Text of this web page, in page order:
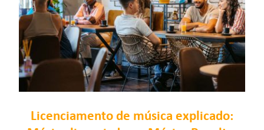
Licenciamento de música explicado: